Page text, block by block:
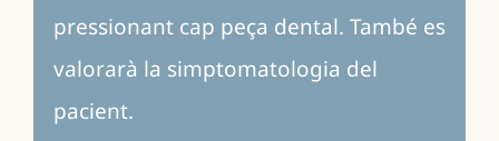
pressionant cap peça dental. També es
valorarà la simptomatologia del
pacient.